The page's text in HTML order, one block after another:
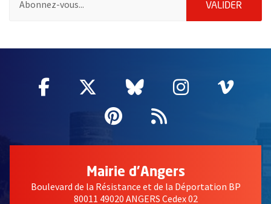
VALIDER
Facebook
, Ouvre une nouvelle fenêtre
Twitter
, Ouvre une nouvelle
Bluesky
, Ouvre une
Instagram
, Ouvre
,
Pinterest
, Ouvre une
Flux RSS
Mairie d'Angers
Boulevard de la Résistance et de la Déportation BP
80011 49020 ANGERS Cedex 02